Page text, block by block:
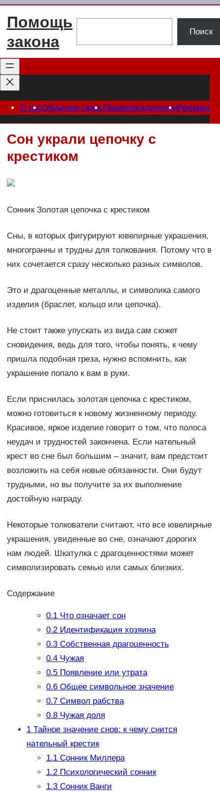
Перейти
Помощь
закона
Поиск
О насОбратная связьПравообладателямРеклама
Сон украли цепочку с
крестиком
Сонник Золотая цепочка с крестиком
Сны, в которых фигурируют ювелирные украшения,
многогранны и трудны для толкования. Потому что в
них сочетается сразу несколько разных символов.
Это и драгоценные металлы, и символика самого
изделия (браслет, кольцо или цепочка).
Не стоит также упускать из вида сам сюжет
сновидения, ведь для того, чтобы понять, к чему
пришла подобная греза, нужно вспомнить, как
украшение попало к вам в руки.
Если приснилась золотая цепочка с крестиком,
можно готовиться к новому жизненному периоду.
Красивое, яркое изделие говорит о том, что полоса
неудач и трудностей закончена. Если нательный
крест во сне был большим – значит, вам предстоит
возложить на себя новые обязанности. Они будут
трудными, но вы получите за их выполнение
достойную награду.
Некоторые толкователи считают, что все ювелирные
украшения, увиденные во сне, означают дорогих
нам людей. Шкатулка с драгоценностями может
символизировать семью или самых близких.
Содержание
0.1Что означает сон
0.2Идентификация хозяина
0.3Собственная драгоценность
0.4Чужая
0.5Появление или утрата
0.6Общее символьное значение
0.7Символ рабства
0.8Чужая доля
1Тайное значение снов: к чему снится
нательный крестик
1.1Сонник Миллера
1.2Психологический сонник
1.3Сонник Ванги